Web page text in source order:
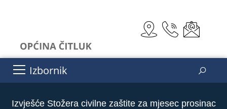
Izbornik
Izvješće Stožera civilne zaštite za mjesec prosinac